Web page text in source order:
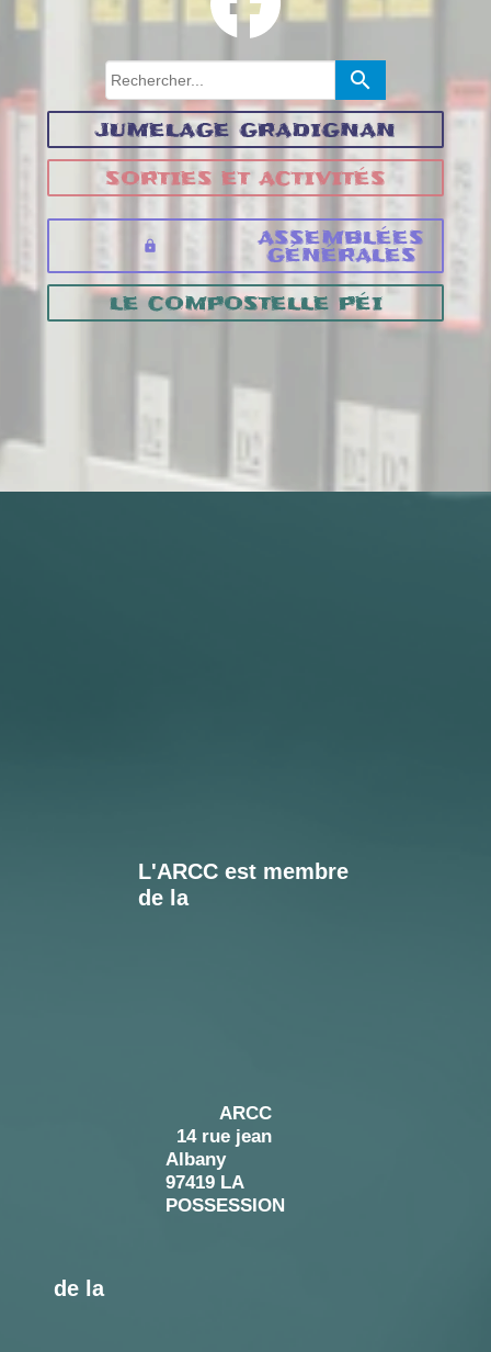
search
JUMELAGE GRADIGNAN
SORTIES ET ACTIVITÉS
lock ASSEMBLÉES
GÉNÉRALES
LE COMPOSTELLE PÉI
L'ARCC est membre
de la
ARCC
14 rue jean
Albany
97419 LA
POSSESSION
de la